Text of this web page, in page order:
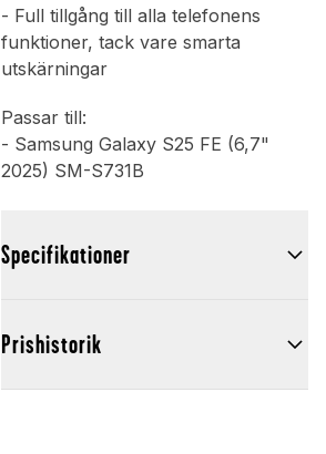
- Full tillgång till alla telefonens
funktioner, tack vare smarta
utskärningar
Passar till:
- Samsung Galaxy S25 FE (6,7"
2025) SM-S731B
Specifikationer
Prishistorik